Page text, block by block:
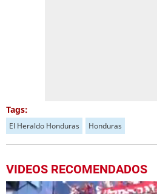
Tags:
El Heraldo Honduras Honduras
VIDEOS RECOMENDADOS